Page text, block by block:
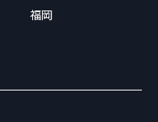
福岡